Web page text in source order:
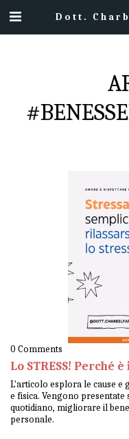
Dott.
0 Comments
Lo STRESS! Perché
L'articolo esplora le cause e
e fisica. Vengono
quotidiano, migliorare il
personale.